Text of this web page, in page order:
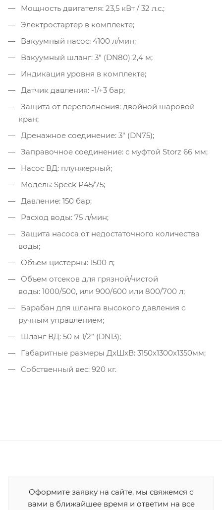
Мощность двигателя: 23,5 кВт / 32 л.с.;
Электростартер в комплекте;
Вакуумный насос: 4100 л/мин;
Вакуумный шланг: 3” (DN80) 2,4 м;
Индикация уровня в комплекте;
Датчик давления: -1/+3 бар;
Защита от переполнения: двойной шаровой
кран;
Дренажное соединение: 3” (DN75);
Заправочное соединение: с муфтой Storz 66 мм;
Насос ВД: плунжерный;
Модель: Speck P45/75;
Давление: 150 бар;
Расход воды: 75 л/мин;
Защита насоса от недостаточного количества
воды;
Объем цистерны: 1500 л;
Объем отсеков для грязной/чистой
воды: 1000/500, или 900/600 или 800/700 л;
Барабан для шланга высокого давления с
ручным управлением;
Шланг ВД: 50 м 1/2” (DN13);
Габаритные размеры ДхШхВ: 3150х1300х1350мм;
Собственный вес: 920 кг.
Оформите заявку на сайте, мы свяжемся с
вами в ближайшее время и ответим на все